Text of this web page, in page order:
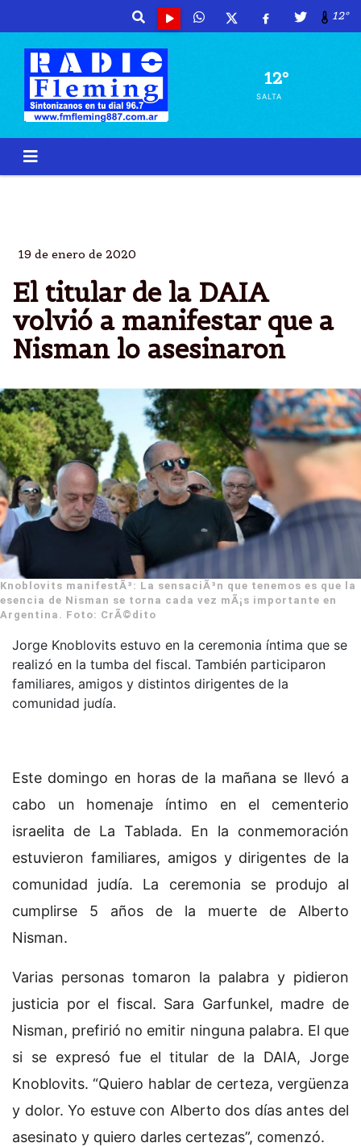
12º
12º
SALTA
19 de enero de 2020
El titular de la DAIA
volvió a manifestar que a
Nisman lo asesinaron
Knoblovits manifestÃ³: La sensaciÃ³n que tenemos es que la
esencia de Nisman se torna cada vez mÃ¡s importante en
Argentina. Foto: CrÃ©dito
Jorge Knoblovits estuvo en la ceremonia íntima que se
realizó en la tumba del fiscal. También participaron
familiares, amigos y distintos dirigentes de la
comunidad judía.
Este domingo en horas de la mañana se llevó a
cabo un homenaje íntimo en el cementerio
israelita de La Tablada. En la conmemoración
estuvieron familiares, amigos y dirigentes de la
comunidad judía. La ceremonia se produjo al
cumplirse 5 años de la muerte de Alberto
Nisman.
Varias personas tomaron la palabra y pidieron
justicia por el fiscal. Sara Garfunkel, madre de
Nisman, prefirió no emitir ninguna palabra. El que
si se expresó fue el titular de la DAIA, Jorge
Knoblovits. “Quiero hablar de certeza, vergüenza
y dolor. Yo estuve con Alberto dos días antes del
asesinato y quiero darles certezas”, comenzó.